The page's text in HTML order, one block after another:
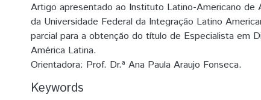
Artigo apresentado ao Instituto Latino-Americano de
da Universidade Federal da Integração Latino
parcial para a obtenção do título de Especialista em
América Latina.
Orientadora: Prof. Dr.ª Ana Paula Araujo Fonseca.
Keywords